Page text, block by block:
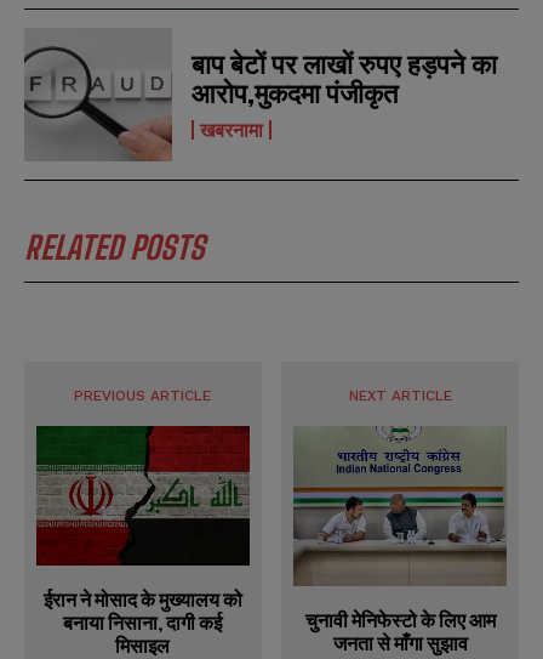
m
a
i
l
N
b
s
m
a
i
l
N
b
s
बाप बेटों पर लाखों रुपए हड़पने का
आरोप,मुकदमा पंजीकृत
खबरनामा
RELATED POSTS
PREVIOUS ARTICLE
ईरान ने मोसाद के मुख्यालय को
बनाया निसाना, दागी कई
मिसाइल
NEXT ARTICLE
चुनावी मेनिफेस्टो के लिए आम
जनता से माँगा सुझाव